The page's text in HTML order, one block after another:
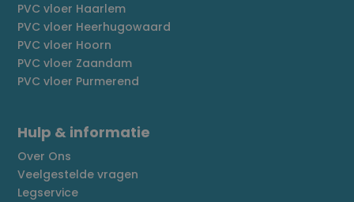
PVC vloer Haarlem
PVC vloer Heerhugowaard
PVC vloer Hoorn
PVC vloer Zaandam
PVC vloer Purmerend
Hulp & informatie
Over Ons
Veelgestelde vragen
Legservice